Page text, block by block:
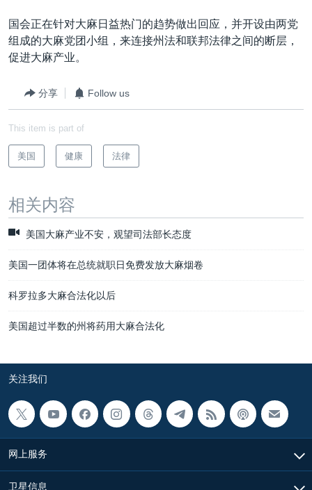
国会正在针对大麻日益热门的趋势做出回应，并开设由两党
组成的大麻党团小组，来连接州法和联邦法律之间的断层，
促进大麻产业。
分享 Follow us
This item is part of
美国 健康 法律
相关内容
美国大麻产业不安，观望司法部长态度
美国一团体将在总统就职日免费发放大麻烟卷
科罗拉多大麻合法化以后
美国超过半数的州将药用大麻合法化
关注我们
网上服务
卫星信息